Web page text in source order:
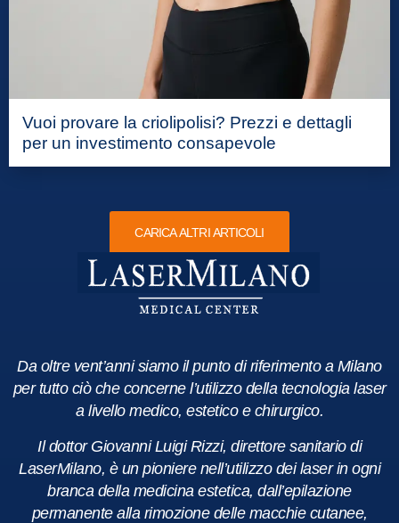
Vuoi provare la criolipolisi? Prezzi e dettagli
per un investimento consapevole
CARICA ALTRI ARTICOLI
Da oltre vent’anni siamo il punto di riferimento a Milano
per tutto ciò che concerne l’utilizzo della tecnologia laser
a livello medico, estetico e chirurgico.
Il dottor Giovanni Luigi Rizzi, direttore sanitario di
LaserMilano, è un pioniere nell’utilizzo dei laser in ogni
branca della medicina estetica, dall’epilazione
permanente alla rimozione delle macchie cutanee,